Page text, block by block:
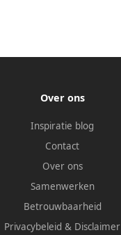
Over ons
Inspiratie blog
Contact
Over ons
Samenwerken
Betrouwbaarheid
Privacybeleid & Disclaimer